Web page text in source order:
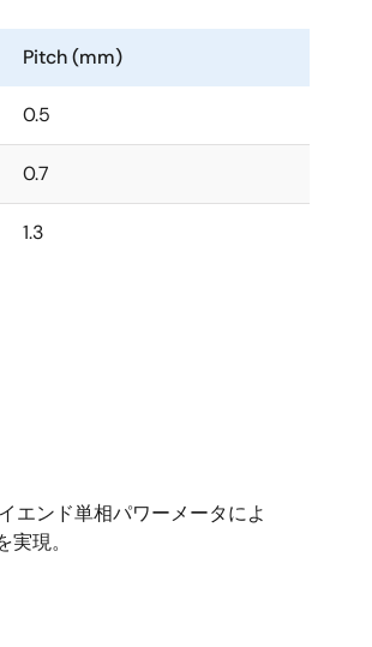
Pitch (mm)
0.5
0.7
1.3
エンド単相パワーメータによ
現。